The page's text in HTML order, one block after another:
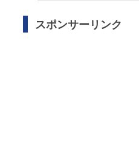
スポンサーリンク